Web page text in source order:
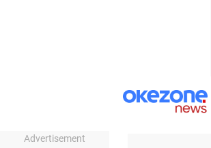
Advertisement